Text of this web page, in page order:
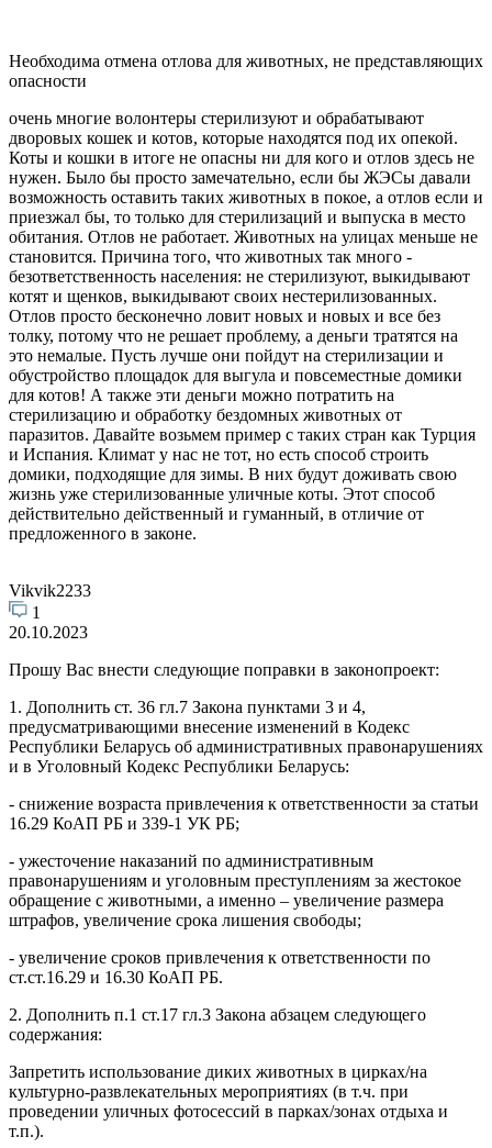
Необходима отмена отлова для животных, не представляющих
опасности
очень многие волонтеры стерилизуют и обрабатывают
дворовых кошек и котов, которые находятся под их опекой.
Коты и кошки в итоге не опасны ни для кого и отлов здесь не
нужен. Было бы просто замечательно, если бы ЖЭСы давали
возможность оставить таких животных в покое, а отлов если и
приезжал бы, то только для стерилизаций и выпуска в место
обитания. Отлов не работает. Животных на улицах меньше не
становится. Причина того, что животных так много -
безответственность населения: не стерилизуют, выкидывают
котят и щенков, выкидывают своих нестерилизованных.
Отлов просто бесконечно ловит новых и новых и все без
толку, потому что не решает проблему, а деньги тратятся на
это немалые. Пусть лучше они пойдут на стерилизации и
обустройство площадок для выгула и повсеместные домики
для котов! А также эти деньги можно потратить на
стерилизацию и обработку бездомных животных от
паразитов. Давайте возьмем пример с таких стран как Турция
и Испания. Климат у нас не тот, но есть способ строить
домики, подходящие для зимы. В них будут доживать свою
жизнь уже стерилизованные уличные коты. Этот способ
действительно действенный и гуманный, в отличие от
предложенного в законе.
Vikvik2233
1
20.10.2023
Прошу Вас внести следующие поправки в законопроект:
1. Дополнить ст. 36 гл.7 Закона пунктами 3 и 4,
предусматривающими внесение изменений в Кодекс
Республики Беларусь об административных правонарушениях
и в Уголовный Кодекс Республики Беларусь:
- снижение возраста привлечения к ответственности за статьи
16.29 КоАП РБ и 339-1 УК РБ;
- ужесточение наказаний по административным
правонарушениям и уголовным преступлениям за жестокое
обращение с животными, а именно – увеличение размера
штрафов, увеличение срока лишения свободы;
- увеличение сроков привлечения к ответственности по
ст.ст.16.29 и 16.30 КоАП РБ.
2. Дополнить п.1 ст.17 гл.3 Закона абзацем следующего
содержания:
Запретить использование диких животных в цирках/на
культурно-развлекательных мероприятиях (в т.ч. при
проведении уличных фотосессий в парках/зонах отдыха и
т.п.).